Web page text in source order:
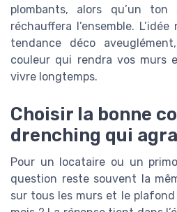
plombants, alors qu’un
réchauffera l’ensemble.
tendance déco
couleur qui rendra vos murs
vivre longtemps.
Choisir la bonne
drenching qui
Pour un locataire ou un
question reste souvent la
sur tous les murs et le